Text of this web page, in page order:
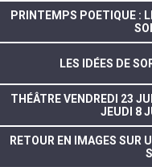
PRINTEMPS POETIQUE :
THÉÂTRE VENDREDI 23
JEUDI 8
RETOUR EN IMAGES SUR